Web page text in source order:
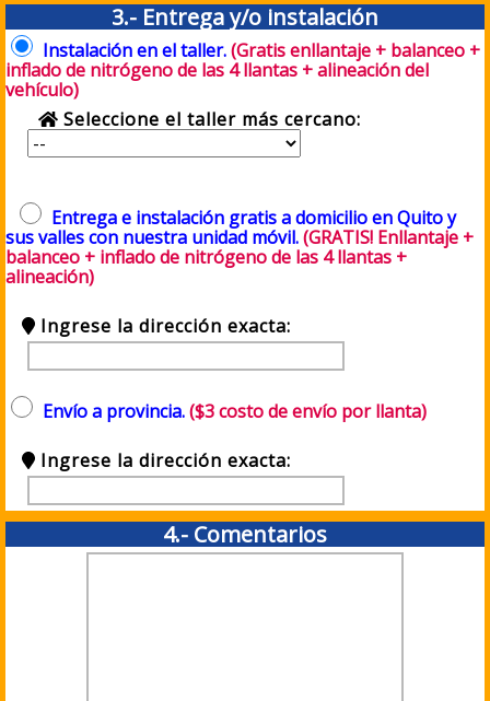
3.- Entrega y/o instalación
Instalación en el taller.(Gratis enllantaje + balanceo +
inflado de nitrógeno de las 4 llantas + alineación del
vehículo)
Seleccione el taller más cercano:
Entrega e instalación gratis a domicilio en Quito y
sus valles con nuestra unidad móvil.(GRATIS! Enllantaje +
balanceo + inflado de nitrógeno de las 4 llantas +
alineación)
Ingrese la dirección exacta:
Envío a provincia.($3 costo de envío por llanta)
Ingrese la dirección exacta:
4.- Comentarios